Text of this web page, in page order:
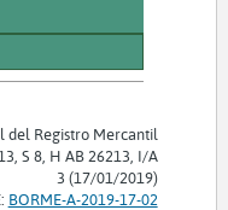
del Registro Mercantil
S 8, H AB 26213, I/A
3 (17/01/2019)
BORME-A-2019-17-02